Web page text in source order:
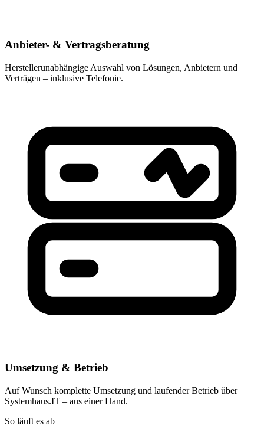
Anbieter- & Vertragsberatung
Herstellerunabhängige Auswahl von Lösungen, Anbietern und
Verträgen – inklusive Telefonie.
Umsetzung & Betrieb
Auf Wunsch komplette Umsetzung und laufender Betrieb über
Systemhaus.IT – aus einer Hand.
So läuft es ab